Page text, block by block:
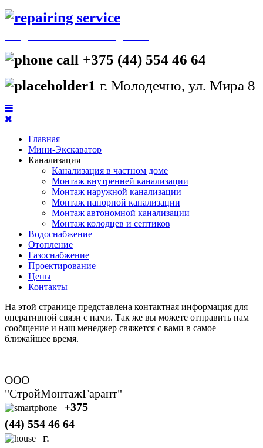
+375 (44) 554 46 64
г. Молодечно, ул. Мира 8
Главная
Мини-Экскаватор
Канализация
Канализация в частном доме
Монтаж внутренней канализации
Монтаж наружной канализации
Монтаж напорной канализации
Монтаж автономной канализации
Монтаж колодцев и септиков
Водоснабжение
Отопление
Газоснабжение
Проектирование
Цены
Контакты
На этой странице представлена контактная информация для
оперативной связи с нами. Так же вы можете отправить нам
сообщение и наш менеджер свяжется с вами в самое
ближайшее время.
ООО
"СтройМонтажГарант"
+375
(44) 554 46 64
г.